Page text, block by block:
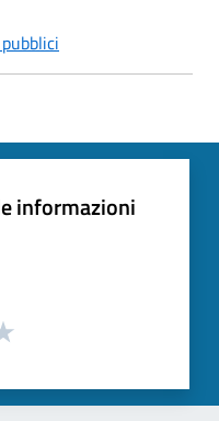
informazioni